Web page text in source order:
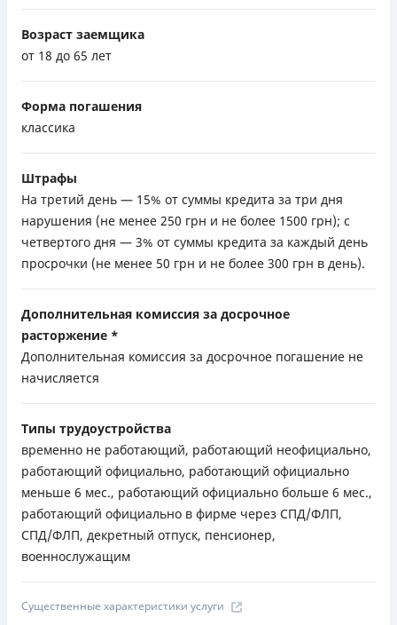
Возраст заемщика
от 18 до 65 лет
Форма погашения
классика
Штрафы
На третий день — 15% от суммы кредита за три дня
нарушения (не менее 250 грн и не более 1500 грн); с
четвертого дня — 3% от суммы кредита за каждый день
просрочки (не менее 50 грн и не более 300 грн в день).
Дополнительная комиссия за досрочное
расторжение *
Дополнительная комиссия за досрочное погашение не
начисляется
Типы трудоустройства
временно не работающий, работающий неофициально,
работающий официально, работающий официально
меньше 6 мес., работающий официально больше 6 мес.,
работающий официально в фирме через СПД/ФЛП,
СПД/ФЛП, декретный отпуск, пенсионер,
военнослужащим
Существенные характеристики услуги